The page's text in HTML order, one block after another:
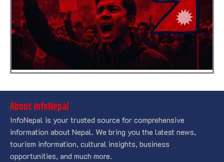
About InfoNepal
InfoNepal is your trusted source for comprehensive
information about Nepal. We bring you the latest news,
tourism information, cultural insights, business
opportunities, and much more.